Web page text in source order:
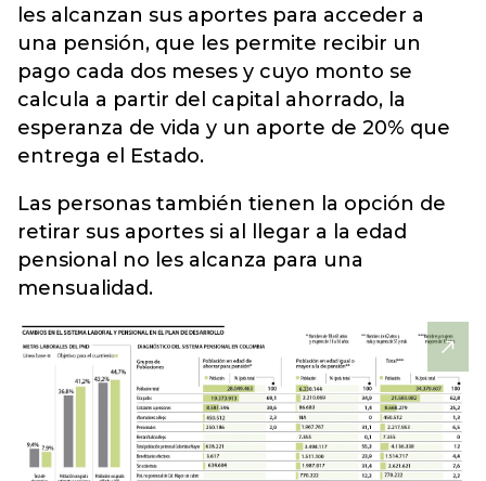
les alcanzan sus aportes para acceder a
una pensión, que les permite recibir un
pago cada dos meses y cuyo monto se
calcula a partir del capital ahorrado, la
esperanza de vida y un aporte de 20% que
entrega el Estado.
Las personas también tienen la opción de
retirar sus aportes si al llegar a la edad
pensional no les alcanza para una
mensualidad.